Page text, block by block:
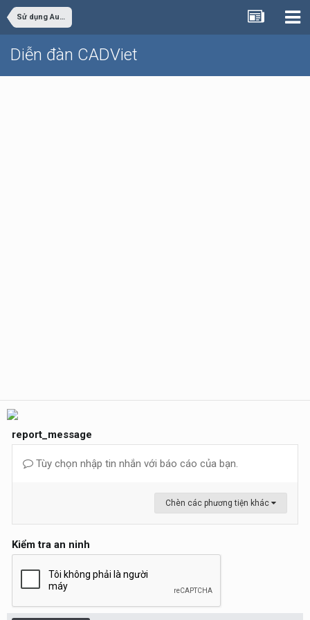
Sử dụng AutoCAD
Diễn đàn CADViet
report_message
Tùy chọn nhập tin nhắn với báo cáo của bạn.
Chèn các phương tiện khác
Kiểm tra an ninh